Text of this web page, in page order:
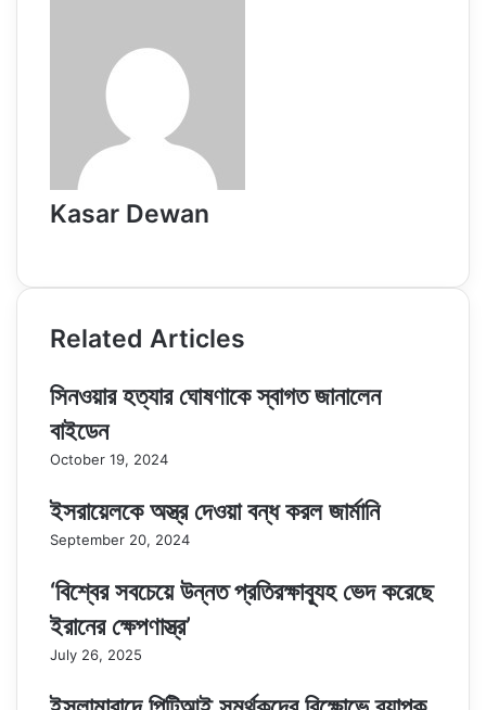
Kasar Dewan
Related Articles
সিনওয়ার হত্যার ঘোষণাকে স্বাগত জানালেন
বাইডেন
October 19, 2024
ইসরায়েলকে অস্ত্র দেওয়া বন্ধ করল জার্মানি
September 20, 2024
‘বিশ্বের সবচেয়ে উন্নত প্রতিরক্ষাব্যূহ ভেদ করেছে
ইরানের ক্ষেপণাস্ত্র’
July 26, 2025